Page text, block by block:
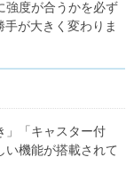
強度が合うかを必ず
が大きく変わりま
」「キャスター付
い機能が搭載されて